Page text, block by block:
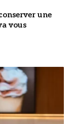
une
vous